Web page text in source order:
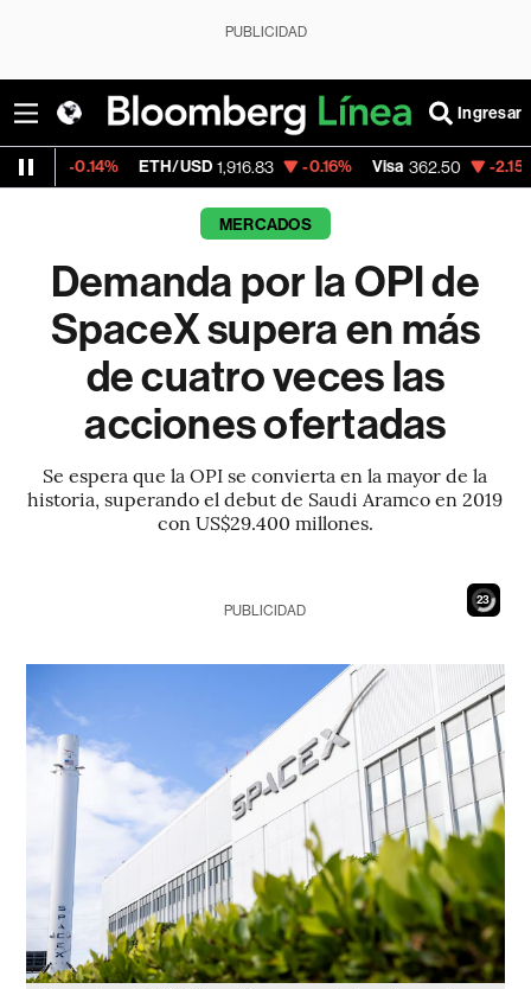
PUBLICIDAD
Ingresar
ETH/USD 1,916.83 -0.16% Visa 362.50 -2.15%
MERCADOS
Demanda por la OPI de
SpaceX supera en más
de cuatro veces las
acciones ofertadas
Se espera que la OPI se convierta en la mayor de la
historia, superando el debut de Saudi Aramco en 2019
con US$29.400 millones.
22
PUBLICIDAD